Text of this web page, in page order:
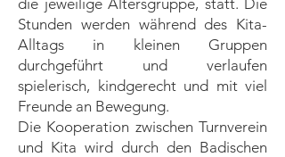
die jeweilige Altersgruppe, statt. Die
Stunden werden während des Kita-
Alltags in kleinen Gruppen
durchgeführt und verlaufen
spielerisch, kindgerecht und mit viel
Freunde an Bewegung.
Die Kooperation zwischen Turnverein
und Kita wird durch den Badischen